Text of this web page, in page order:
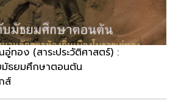
ทอง (สาระประวัติศาสตร์) :
มัธยมศึกษาตอนต้น
ส์